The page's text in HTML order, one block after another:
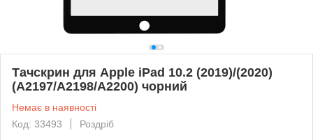
Тачскрин для Apple iPad 10.2 (2019)/(2020)
(A2197/A2198/A2200) чорний
Немає в наявності
Код: 33493
Роздріб